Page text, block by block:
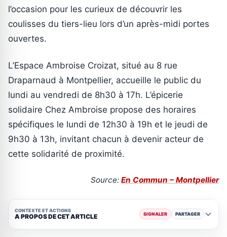
l’occasion pour les curieux de découvrir les
coulisses du tiers-lieu lors d’un après-midi portes
ouvertes.
L’Espace Ambroise Croizat, situé au 8 rue
Draparnaud à Montpellier, accueille le public du
lundi au vendredi de 8h30 à 17h. L’épicerie
solidaire Chez Ambroise propose des horaires
spécifiques le lundi de 12h30 à 19h et le jeudi de
9h30 à 13h, invitant chacun à devenir acteur de
cette solidarité de proximité.
Source: En Commun – Montpellier
CONTEXTE ET ACTIONS
A PROPOS DE CET ARTICLE SIGNALER PARTAGER